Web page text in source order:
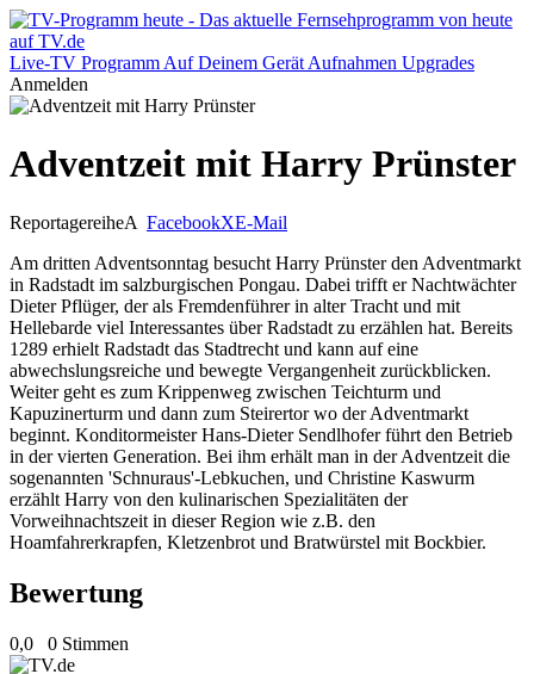
Live-TV Programm Auf Deinem Gerät Aufnahmen Upgrades
Anmelden
Adventzeit mit Harry Prünster
ReportagereiheA FacebookXE-Mail
Am dritten Adventsonntag besucht Harry Prünster den Adventmarkt
in Radstadt im salzburgischen Pongau. Dabei trifft er Nachtwächter
Dieter Pflüger, der als Fremdenführer in alter Tracht und mit
Hellebarde viel Interessantes über Radstadt zu erzählen hat. Bereits
1289 erhielt Radstadt das Stadtrecht und kann auf eine
abwechslungsreiche und bewegte Vergangenheit zurückblicken.
Weiter geht es zum Krippenweg zwischen Teichturm und
Kapuzinerturm und dann zum Steirertor wo der Adventmarkt
beginnt. Konditormeister Hans-Dieter Sendlhofer führt den Betrieb
in der vierten Generation. Bei ihm erhält man in der Adventzeit die
sogenannten 'Schnuraus'-Lebkuchen, und Christine Kaswurm
erzählt Harry von den kulinarischen Spezialitäten der
Vorweihnachtszeit in dieser Region wie z.B. den
Hoamfahrerkrapfen, Kletzenbrot und Bratwürstel mit Bockbier.
Bewertung
0,0 0 Stimmen